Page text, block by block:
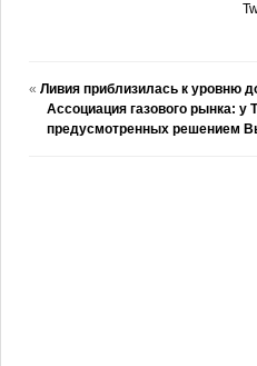
« Ливия приблизилась к уровню
Ассоциация газового рынка: у
предусмотренных решением